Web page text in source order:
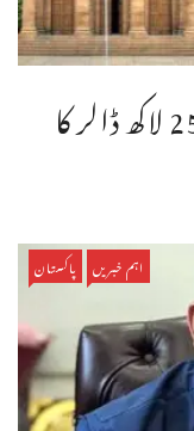
ملکی زر مبادلہ ذخائر میں 3 کروڑ25 لاکھ ڈالر کا
اہم خبریں پاکستان